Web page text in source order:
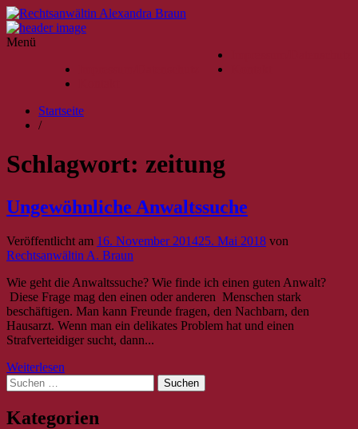
Menü
Startseite
/
Schlagwort: zeitung
Ungewöhnliche Anwaltssuche
Veröffentlicht am 16. November 201425. Mai 2018 von
Rechtsanwältin A. Braun
Wie geht die Anwaltssuche? Wie finde ich einen guten Anwalt?
Diese Frage mag den einen oder anderen Menschen stark
beschäftigen. Man kann Freunde fragen, den Nachbarn, den
Hausarzt. Wenn man ein delikates Problem hat und einen
Strafverteidiger sucht, dann...
Weiterlesen
Suche
nach:
Kategorien